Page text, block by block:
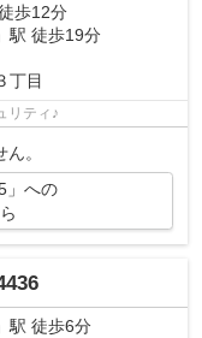
歩12分
」駅 徒歩19分
丁目
リティ♪
。
」への
」駅 徒歩6分